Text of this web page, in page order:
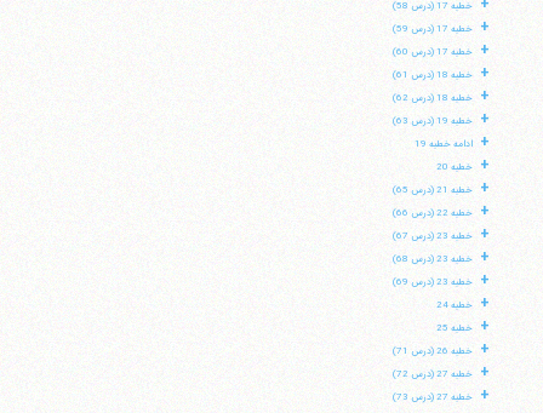
خطبه 17 (درس 58)
+ خطبه 17 (درس 59)
+ خطبه 17 (درس 60)
+ خطبه 18 (درس 61)
+ خطبه 18 (درس 62)
+ خطبه 19 (درس 63)
+ ادامه خطبه 19
+ خطبه 20
+ خطبه 21 (درس 65)
+ خطبه 22 (درس 66)
+ خطبه 23 (درس 67)
+ خطبه 23 (درس 68)
+ خطبه 23 (درس 69)
+ خطبه 24
+ خطبه 25
+ خطبه 26 (درس 71)
+ خطبه 27 (درس 72)
+ خطبه 27 (درس 73)